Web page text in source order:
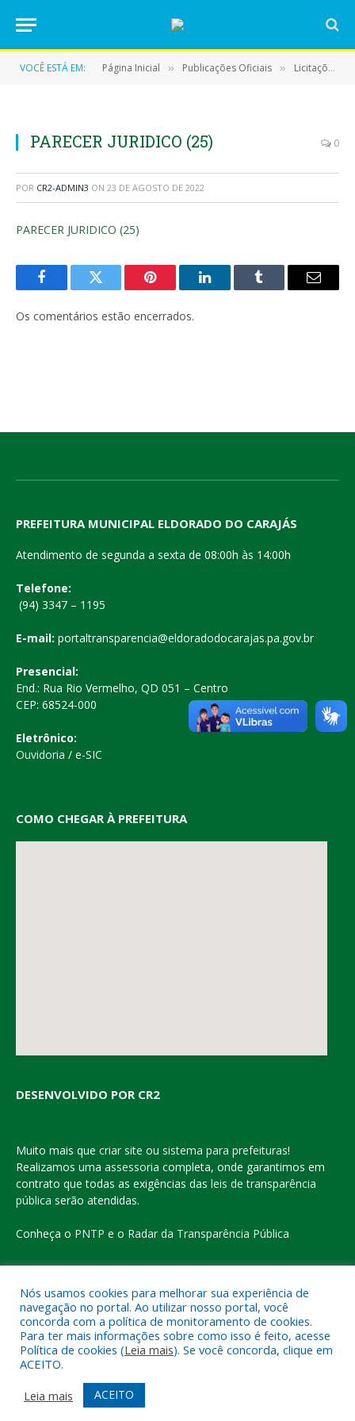
VOCÊ ESTÁ EM: Página Inicial » Publicações Oficiais » Licitações
PARECER JURIDICO (25) 0
POR CR2-ADMIN3 ON 23 DE AGOSTO DE 2022
PARECER JURIDICO (25)
FacebookTwitter Pinterest LinkedInTumblr
E-
Os comentários estão encerrados.
PREFEITURA MUNICIPAL ELDORADO DO CARAJÁS
Atendimento de segunda a sexta de 08:00h às 14:00h
Telefone:
(94) 3347 – 1195
E-mail: portaltransparencia@eldoradodocarajas.pa.gov.br
Presencial:
End.: Rua Rio Vermelho, QD 051 – Centro
CEP: 68524-000
Eletrônico:
Ouvidoria / e-SIC
COMO CHEGAR À PREFEITURA
DESENVOLVIDO POR CR2
Muito mais que criar site ou sistema para prefeituras!
Realizamos uma assessoria completa, onde garantimos em
contrato que todas as exigências das leis de transparência
pública serão atendidas.
Conheça o PNTP e o Radar da Transparência Pública
Todos os direitos reservados a Prefeitura Municipal de Eldorado
do Carajás
Mapa do Site
Acessar o Webmail
Nós usamos cookies para melhorar sua experiência de
navegação no portal. Ao utilizar nosso portal, você
concorda com a política de monitoramento de cookies.
Para ter mais informações sobre como isso é feito, acesse
Política de cookies (Leia mais). Se você concorda, clique em
ACEITO.
Leia mais
ACEITO